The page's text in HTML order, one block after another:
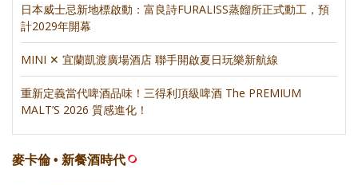
日本威士忌新地標啟動：富良詩FURALISS蒸餾所正式動工，預
計2029年開幕
MINI ✕ 宜蘭凱渡廣場酒店 聯手開啟夏日玩樂新航線
重新定義當代啤酒品味！三得利頂級啤酒 The PREMIUM
MALT’S 2026 質感進化！
麥卡倫 • 新餐酒時代